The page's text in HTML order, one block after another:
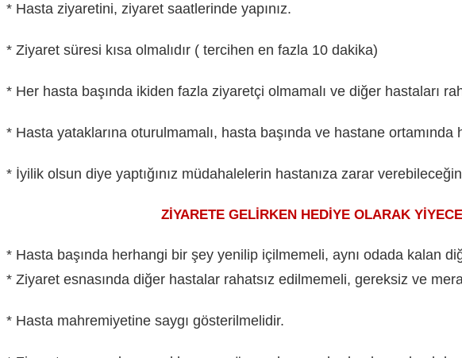
* Hasta ziyaretini, ziyaret saatlerinde yapınız.
* Ziyaret süresi kısa olmalıdır ( tercihen en fazla 10 dakika)
* Her hasta başında ikiden fazla ziyaretçi olmamalı ve diğer hastaları
* Hasta yataklarına oturulmamalı, hasta başında ve hastane
* İyilik olsun diye yaptığınız müdahalelerin hastanıza zarar
ZİYARETE GELİRKEN HEDİYE OLARAK YİYECEK
* Hasta başında herhangi bir şey yenilip içilmemeli, aynı odada kalan
* Ziyaret esnasında diğer hastalar rahatsız edilmemeli, gereksiz ve
* Hasta mahremiyetine saygı gösterilmelidir.